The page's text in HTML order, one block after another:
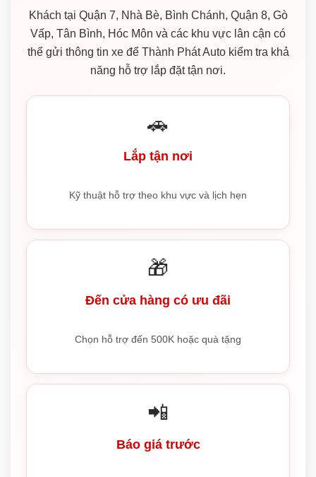
Khách tại Quận 7, Nhà Bè, Bình Chánh, Quận 8, Gò
Vấp, Tân Bình, Hóc Môn và các khu vực lân cận có
thể gửi thông tin xe để Thành Phát Auto kiểm tra khả
năng hỗ trợ lắp đặt tận nơi.
🚗
Lắp tận nơi
Kỹ thuật hỗ trợ theo khu vực và lịch hẹn
🎁
Đến cửa hàng có ưu đãi
Chọn hỗ trợ đến 500K hoặc quà tặng
📲
Báo giá trước